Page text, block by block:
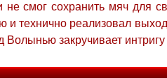
не смог сохранить мяч для
и технично реализовал
Волынью закручивает